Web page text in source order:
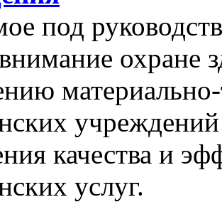
под
охране
качества и
услуг.